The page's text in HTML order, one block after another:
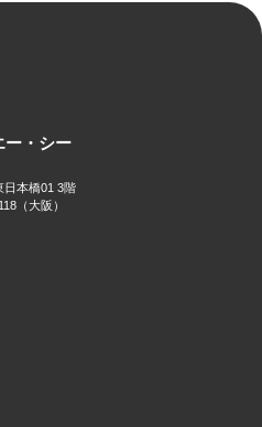
ー・シー
日本橋01 3階
（大阪）